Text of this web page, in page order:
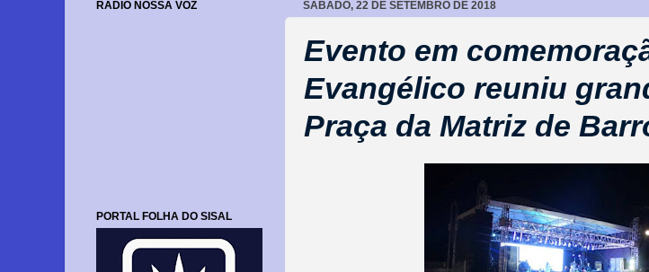
SÁBADO, 22 DE SETEMBRO DE 2018
Evento em
Evangélico reuniu
Praça da Matriz de
RÁDIO NOSSA VOZ
PORTAL FOLHA DO SISAL